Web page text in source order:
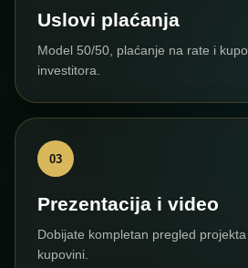
Uslovi plaćanja
Model 50/50, plaćanje na rate i
investitora.
03
Prezentacija i video
Dobijate kompletan pregled
kupovini.